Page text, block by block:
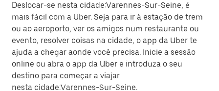
Deslocar-se nesta cidade:Varennes-Sur-Seine, é
mais fácil com a Uber. Seja para ir à estação de trem
ou ao aeroporto, ver os amigos num restaurante ou
evento, resolver coisas na cidade, o app da Uber te
ajuda a chegar aonde você precisa. Inicie a sessão
online ou abra o app da Uber e introduza o seu
destino para começar a viajar
nesta cidade:Varennes-Sur-Seine.